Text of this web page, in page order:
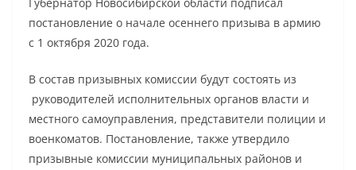
постановление о начале осеннего призыва в армию
с 1 октября 2020 года.
В состав призывных комиссии будут состоять из
руководителей исполнительных органов власти и
местного самоуправления, представители полиции и
военкоматов. Постановление, также утвердило
призывные комиссии муниципальных районов и